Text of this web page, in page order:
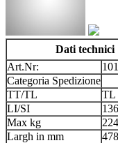
Dati technici
Art.Nr:
Categoria Spedizione
TT/TL
TL
LI/SI
Max kg
Largh in mm
478